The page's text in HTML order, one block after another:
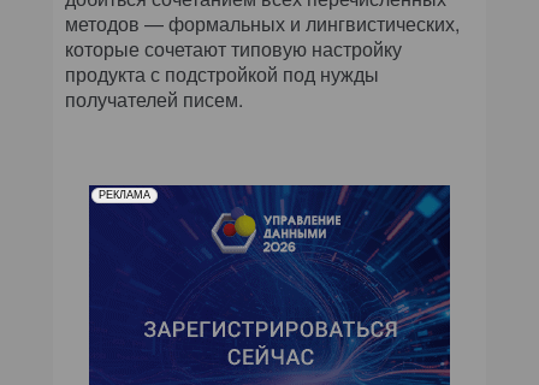
методов — формальных и лингвистических,
которые сочетают типовую настройку
продукта с подстройкой под нужды
получателей писем.
РЕКЛАМА